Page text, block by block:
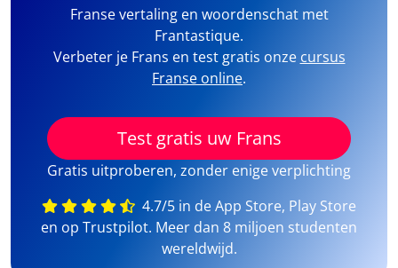
Franse vertaling en woordenschat met
Frantastique.
Verbeter je Frans en test gratis onze cursus
Franse online.
Test gratis uw Frans
Gratis uitproberen, zonder enige verplichting
4.7/5 in de App Store, Play Store
en op Trustpilot. Meer dan 8 miljoen studenten
wereldwijd.